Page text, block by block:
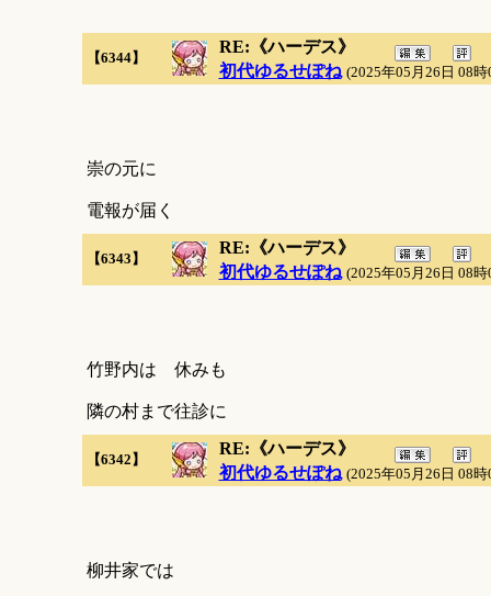
【6344】
RE:《ハーデス》
初代ゆるせぽね (2025年05月26日 08時
崇の元に
電報が届く
【6343】
RE:《ハーデス》
初代ゆるせぽね (2025年05月26日 08時
竹野内は 休みも
隣の村まで往診に
【6342】
RE:《ハーデス》
初代ゆるせぽね (2025年05月26日 08時
柳井家では